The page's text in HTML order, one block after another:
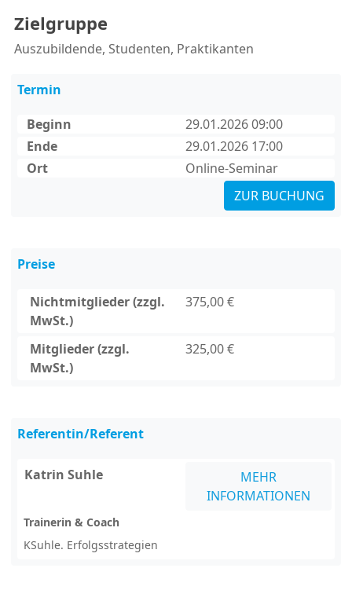
Zielgruppe
Auszubildende, Studenten, Praktikanten
Termin
Beginn
29.01.2026 09:00
Ende
29.01.2026 17:00
Ort
Online-Seminar
ZUR BUCHUNG
Preise
Nichtmitglieder (zzgl.
MwSt.)
375,00 €
Mitglieder (zzgl.
MwSt.)
325,00 €
Referentin/Referent
Katrin Suhle
MEHR
INFORMATIONEN
Trainerin & Coach
KSuhle. Erfolgsstrategien